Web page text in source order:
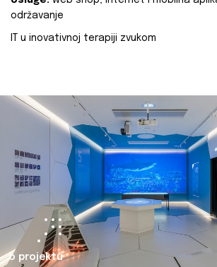
održavanje
IT u inovativnoj terapiji zvukom
o projektu